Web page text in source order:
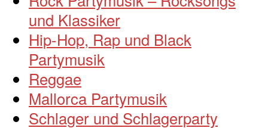
und Klassiker
Hip-Hop, Rap und Black
Partymusik
Reggae
Mallorca Partymusik
Schlager und Schlagerparty